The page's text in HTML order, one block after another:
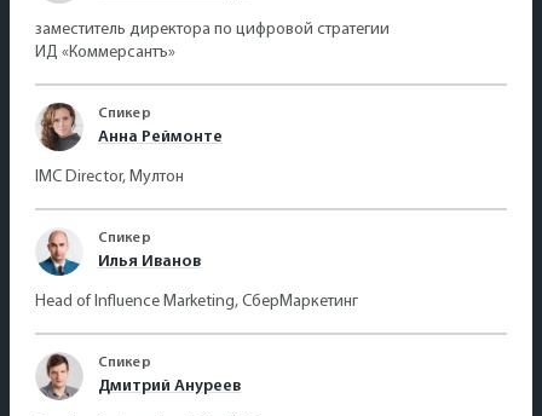
заместитель директора по цифровой стратегии
ИД «Коммерсантъ»
Спикер
Анна Реймонте
IMC Director, Мултон
Спикер
Илья Иванов
Head of Influence Marketing, СберМаркетинг
Спикер
Дмитрий Ануреев